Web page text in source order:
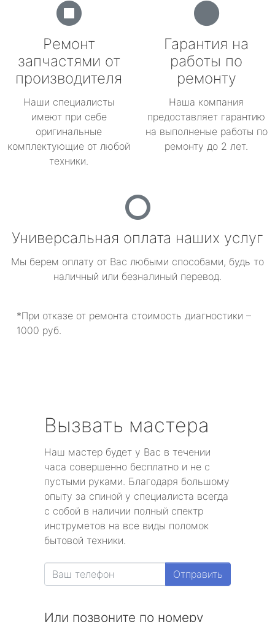
Ремонт
запчастями от
производителя
Наши специалисты
имеют при себе
оригинальные
комплектующие от любой
техники.
Гарантия на
работы по
ремонту
Наша компания
предоставляет гарантию
на выполненые работы по
ремонту до 2 лет.
Универсальная оплата наших услуг
Мы берем оплату от Вас любыми способами, будь то
наличный или безналиный перевод.
*При отказе от ремонта стоимость диагностики –
1000 руб.
Вызвать мастера
Наш мастер будет у Вас в течении
часа совершенно бесплатно и не с
пустыми руками. Благодаря большому
опыту за спиной у специалиста всегда
с собой в наличии полный спектр
инструметов на все виды поломок
бытовой техники.
Отправить
Или позвоните по номеру